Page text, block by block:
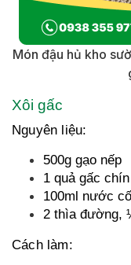
Món đậu hủ kho
Xôi gấc
Nguyên liệu:
500g gạo nếp
1 quả gấc chín
100ml nước
2 thìa đường,
Cách làm: